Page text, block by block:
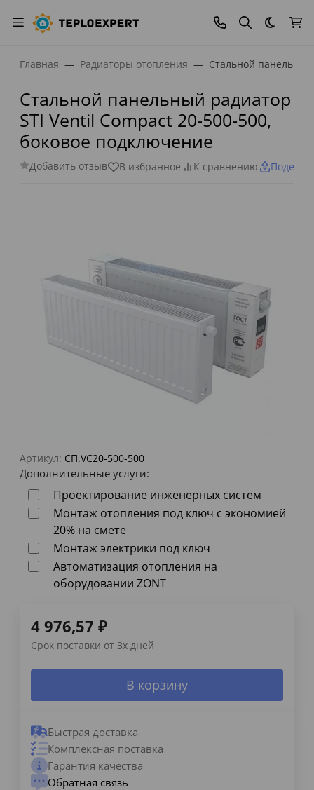
Темная
Главная Радиаторы отопления Стальной
Стальной панельный радиатор
STI Ventil Compact 20-500-500,
боковое подключение
Добавить отзыв В избранное К сравнению
Артикул: СП.VC20-500-500
Дополнительные услуги:
Проектирование инженерных систем
Монтаж отопления под ключ с экономией
20% на смете
Монтаж электрики под ключ
Автоматизация отопления на
оборудовании ZONT
4 976,57 ₽
Срок поставки от 3х дней
В корзину
Быстрая доставка
Комплексная поставка
Гарантия качества
Обратная связь